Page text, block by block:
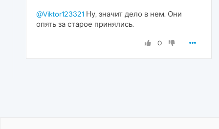
@Viktor123321 Ну, значит дело в нем. Они
опять за старое принялись.
0